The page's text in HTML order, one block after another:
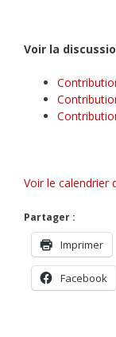
Voir la
Voir le calendrier
Partager :
Imprimer
Facebook